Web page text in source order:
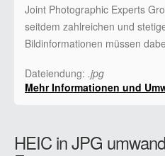
Joint Photographic Experts
seitdem zahlreichen und
Bildinformationen müssen
Dateiendung: .jpg
Mehr Informationen und
HEIC in JPG